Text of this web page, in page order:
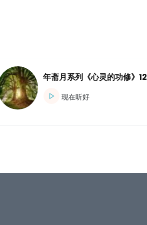
年斋月系列《心灵的功修》12
现在听好